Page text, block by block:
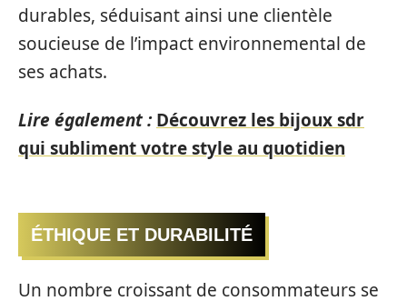
durables, séduisant ainsi une clientèle
soucieuse de l’impact environnemental de
ses achats.
Lire également : Découvrez les bijoux sdr
qui subliment votre style au quotidien
ÉTHIQUE ET DURABILITÉ
Un nombre croissant de consommateurs se